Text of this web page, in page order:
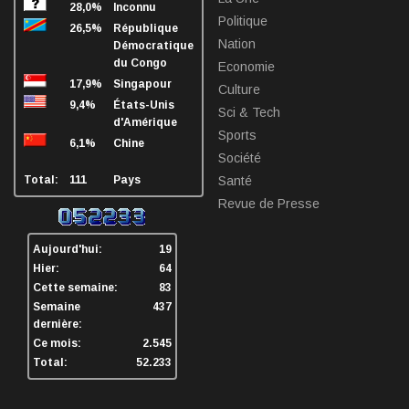
28,0%
Inconnu
26,5%
République
Démocratique
du Congo
17,9%
Singapour
9,4%
États-Unis
d'Amérique
6,1%
Chine
Total: 111 Pays
Aujourd'hui:
19
Hier:
64
Cette semaine:
83
Semaine
dernière:
437
Ce mois:
2.545
Total:
52.233
Politique
Nation
Economie
Culture
Sci & Tech
Sports
Société
Santé
Revue de Presse